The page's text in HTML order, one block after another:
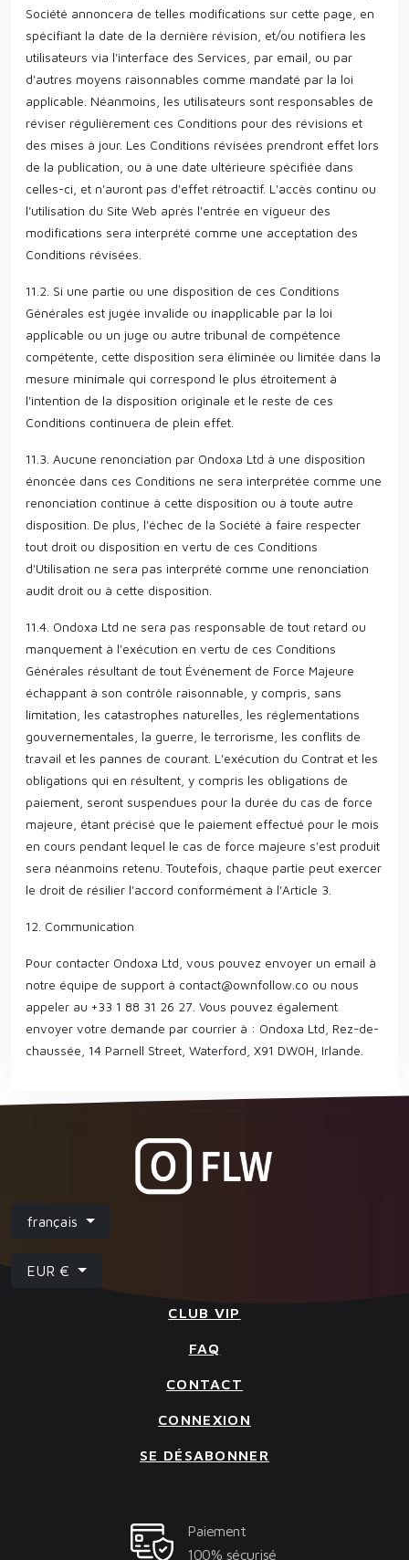
Société annoncera de telles modifications sur cette page, en
spécifiant la date de la dernière révision, et/ou notifiera les
utilisateurs via l'interface des Services, par email, ou par
d'autres moyens raisonnables comme mandaté par la loi
applicable. Néanmoins, les utilisateurs sont responsables de
réviser régulièrement ces Conditions pour des révisions et
des mises à jour. Les Conditions révisées prendront effet lors
de la publication, ou à une date ultérieure spécifiée dans
celles-ci, et n'auront pas d'effet rétroactif. L'accès continu ou
l'utilisation du Site Web après l'entrée en vigueur des
modifications sera interprété comme une acceptation des
Conditions révisées.
11.2. Si une partie ou une disposition de ces Conditions
Générales est jugée invalide ou inapplicable par la loi
applicable ou un juge ou autre tribunal de compétence
compétente, cette disposition sera éliminée ou limitée dans la
mesure minimale qui correspond le plus étroitement à
l'intention de la disposition originale et le reste de ces
Conditions continuera de plein effet.
11.3. Aucune renonciation par Ondoxa Ltd à une disposition
énoncée dans ces Conditions ne sera interprétée comme une
renonciation continue à cette disposition ou à toute autre
disposition. De plus, l'échec de la Société à faire respecter
tout droit ou disposition en vertu de ces Conditions
d'Utilisation ne sera pas interprété comme une renonciation
audit droit ou à cette disposition.
11.4. Ondoxa Ltd ne sera pas responsable de tout retard ou
manquement à l'exécution en vertu de ces Conditions
Générales résultant de tout Événement de Force Majeure
échappant à son contrôle raisonnable, y compris, sans
limitation, les catastrophes naturelles, les réglementations
gouvernementales, la guerre, le terrorisme, les conflits de
travail et les pannes de courant. L'exécution du Contrat et les
obligations qui en résultent, y compris les obligations de
paiement, seront suspendues pour la durée du cas de force
majeure, étant précisé que le paiement effectué pour le mois
en cours pendant lequel le cas de force majeure s'est produit
sera néanmoins retenu. Toutefois, chaque partie peut exercer
le droit de résilier l'accord conformément à l'Article 3.
12. Communication
Pour contacter Ondoxa Ltd, vous pouvez envoyer un email à
notre équipe de support à contact@ownfollow.co ou nous
appeler au +33 1 88 31 26 27. Vous pouvez également
envoyer votre demande par courrier à : Ondoxa Ltd, Rez-de-
chaussée, 14 Parnell Street, Waterford, X91 DW0H, Irlande.
français
EUR €
CLUB VIP
FAQ
CONTACT
CONNEXION
SE DÉSABONNER
Paiement
100% sécurisé